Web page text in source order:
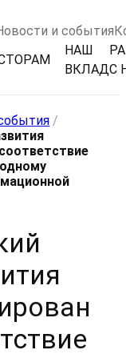
и события
НАШ
ВКЛАДС
/